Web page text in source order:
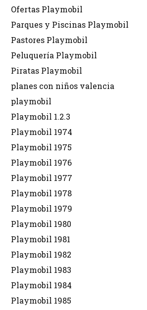
Ofertas Playmobil
Parques y Piscinas Playmobil
Pastores Playmobil
Peluquería Playmobil
Piratas Playmobil
planes con niños valencia
playmobil
Playmobil 1.2.3
Playmobil 1974
Playmobil 1975
Playmobil 1976
Playmobil 1977
Playmobil 1978
Playmobil 1979
Playmobil 1980
Playmobil 1981
Playmobil 1982
Playmobil 1983
Playmobil 1984
Playmobil 1985